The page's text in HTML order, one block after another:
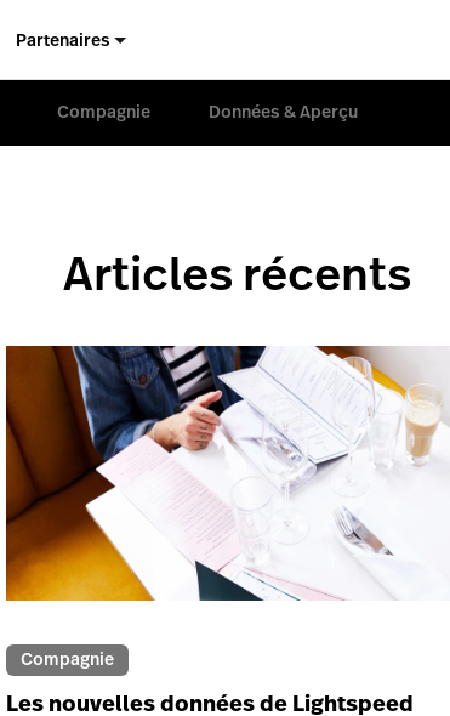
Partenaires
Compagnie Données & Aperçu
Articles récents
Compagnie
Les nouvelles données de Lightspeed